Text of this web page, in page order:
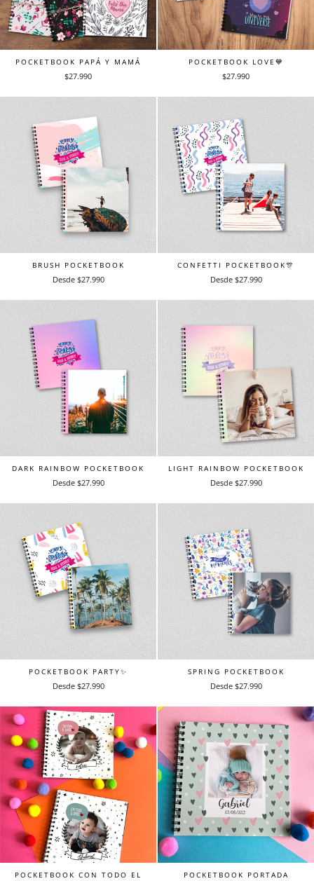
POCKETBOOK PAPÁ Y MAMÁ
$27.990
POCKETBOOK LOVE💙
$27.990
BRUSH POCKETBOOK
Desde $27.990
CONFETTI POCKETBOOK🎊
Desde $27.990
DARK RAINBOW POCKETBOOK
Desde $27.990
LIGHT RAINBOW POCKETBOOK
Desde $27.990
POCKETBOOK PARTY✨
Desde $27.990
SPRING POCKETBOOK
Desde $27.990
POCKETBOOK CON TODO EL
POCKETBOOK PORTADA